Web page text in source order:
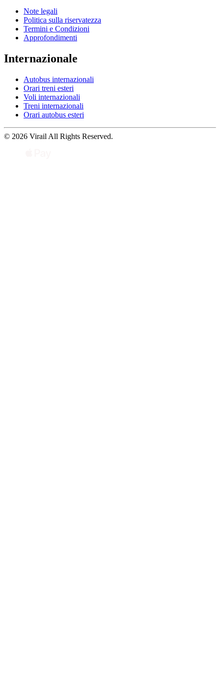
Note legali
Politica sulla riservatezza
Termini e Condizioni
Approfondimenti
Internazionale
Autobus internazionali
Orari treni esteri
Voli internazionali
Treni internazionali
Orari autobus esteri
© 2026 Virail All Rights Reserved.